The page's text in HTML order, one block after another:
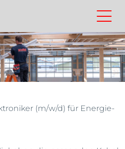
(m/w/d) für Energie-